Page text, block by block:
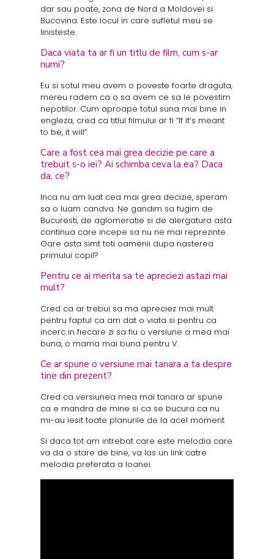
dar sau poate, zona de Nord a Moldovei si
Bucovina. Este locul in care sufletul meu se
linisteste.
Daca viata ta ar fi un titlu de film, cum s-ar
numi?
Eu si sotul meu avem o poveste foarte draguta,
mereu radem ca o sa avem ce sa le povestim
nepotilor. Cum aproape totul suna mai bine in
engleza, cred ca titlul filmului ar fi “If it’s meant
to be, it will”.
Care a fost cea mai grea decizie pe care a
trebuit s-o iei? Ai schimba ceva la ea? Daca
da, ce?
Inca nu am luat cea mai grea decizie, speram
sa o luam candva. Ne gandim sa fugim de
Bucuresti, de aglomeratie si de alergatura asta
continua care incepe sa nu ne mai reprezinte.
Oare asta simt toti oamenii dupa nasterea
primului copil?
Pentru ce ai merita sa te apreciezi astazi mai
mult?
Cred ca ar trebui sa ma apreciez mai mult
pentru faptul ca am dat o viata si pentru ca
incerc in fiecare zi sa fiu o versiune a mea mai
buna, o mama mai buna pentru V.
Ce ar spune o versiune mai tanara a ta despre
tine din prezent?
Cred ca versiunea mea mai tanara ar spune
ca e mandra de mine si ca se bucura ca nu
mi-au iesit toate planurile de la acel moment.
Si daca tot am intrebat care este melodia care
va da o stare de bine, va las un link catre
melodia preferata a Ioanei.